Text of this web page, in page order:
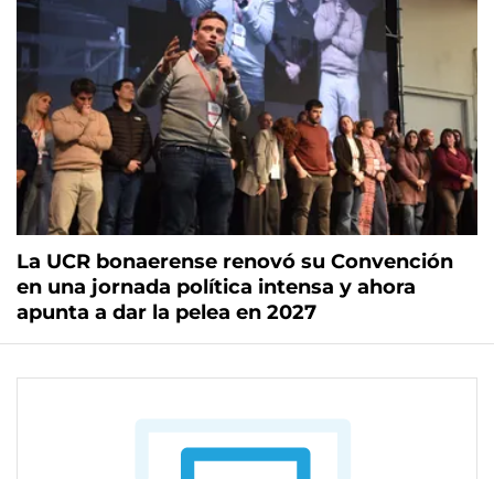
La UCR bonaerense renovó su Convención
en una jornada política intensa y ahora
apunta a dar la pelea en 2027